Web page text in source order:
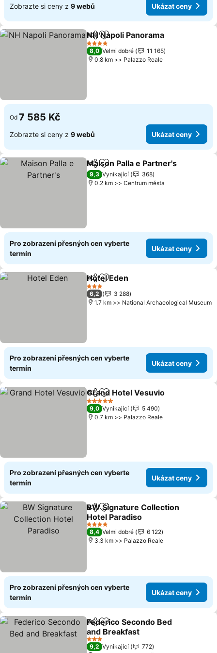
Zobrazte si ceny z 9 webů Ukázat ceny
SdíletPřidat na seznam oblíbených
NH Napoli Panorama
4 Počet hvězdiček
8,0 Velmi dobré
11 165
0.8 km >> Palazzo Reale
Od 7 585 Kč
Zobrazte si ceny z 9 webů Ukázat ceny
SdíletPřidat na seznam oblíbených
Maison Palla e Partner's
9,3 Vynikající
368
0.2 km >> Centrum města
Pro zobrazení přesných cen vyberte
termín
Ukázat ceny
SdíletPřidat na seznam oblíbených
Hotel Eden
3 Počet hvězdiček
6,2
3 288
1.7 km >> National Archaeological Museum
Pro zobrazení přesných cen vyberte
termín
Ukázat ceny
SdíletPřidat na seznam oblíbených
Grand Hotel Vesuvio
5 Počet hvězdiček
9,0 Vynikající
5 490
0.7 km >> Palazzo Reale
Pro zobrazení přesných cen vyberte
termín
Ukázat ceny
SdíletPřidat na seznam oblíbených
BW Signature Collection
Hotel Paradiso
Ukázat ceny
4 Počet hvězdiček
8,4 Velmi dobré
6 122
3.3 km >> Palazzo Reale
Pro zobrazení přesných cen vyberte
termín
Ukázat ceny
SdíletPřidat na seznam oblíbených
Federico Secondo Bed
and Breakfast
Ukázat ceny
3 Počet hvězdiček
9,2 Vynikající
772